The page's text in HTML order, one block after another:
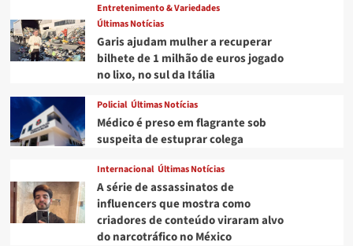
Entretenimento & Variedades
Últimas Notícias
Garis ajudam mulher a recuperar
bilhete de 1 milhão de euros jogado
no lixo, no sul da Itália
Policial Últimas Notícias
Médico é preso em flagrante sob
suspeita de estuprar colega
Internacional Últimas Notícias
A série de assassinatos de
influencers que mostra como
criadores de conteúdo viraram alvo
do narcotráfico no México